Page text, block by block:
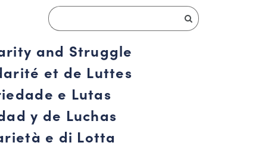
and Struggle
et de Luttes
e Lutas
y de Luchas
e di Lotta